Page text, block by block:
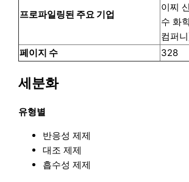
프로파일링된 주요 기업
이찌
수 화
컴퍼
페이지 수
328
세분화
유형별
반응성 제제
대조 제제
흡수성 제제